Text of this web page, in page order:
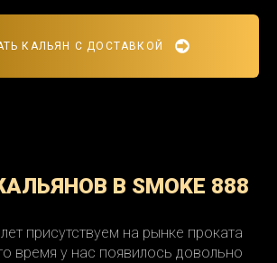
КАЛЬЯН С ДОСТАВКОЙ
В SMOKE 888
присутствуем на рынке проката
время у нас появилось довольно